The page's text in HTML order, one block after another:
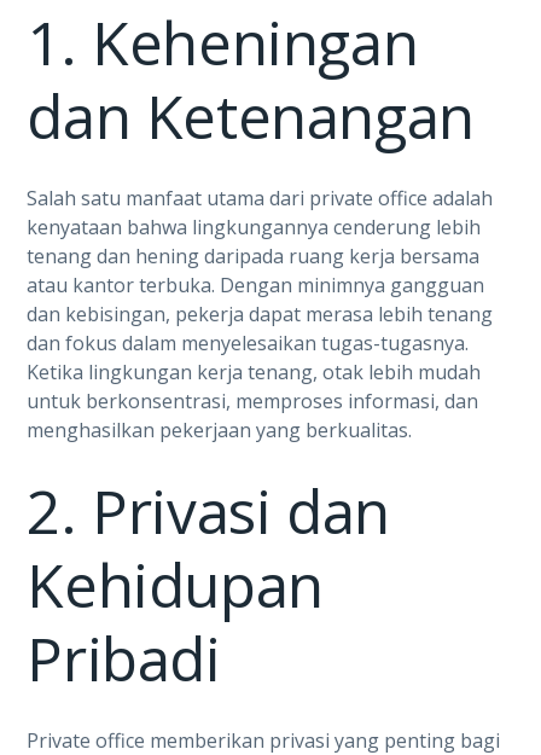
1. Keheningan
dan Ketenangan
Salah satu manfaat utama dari private office adalah
kenyataan bahwa lingkungannya cenderung lebih
tenang dan hening daripada ruang kerja bersama
atau kantor terbuka. Dengan minimnya gangguan
dan kebisingan, pekerja dapat merasa lebih tenang
dan fokus dalam menyelesaikan tugas-tugasnya.
Ketika lingkungan kerja tenang, otak lebih mudah
untuk berkonsentrasi, memproses informasi, dan
menghasilkan pekerjaan yang berkualitas.
2. Privasi dan
Kehidupan
Pribadi
Private office memberikan privasi yang penting bagi